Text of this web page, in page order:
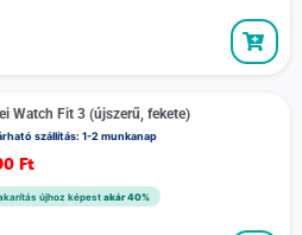
Watch Fit 3 (újszerű, fekete)
szállítás: 1-2 munkanap
Ft
újhoz képest akár 40%